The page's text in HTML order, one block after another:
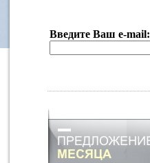
Введите Ваш e-mail: